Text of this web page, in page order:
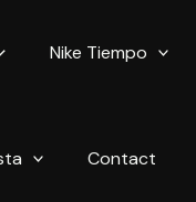
Nike Tiempo
Contact